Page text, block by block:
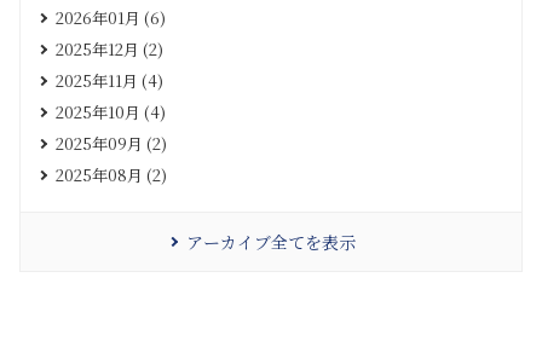
2026年01月 (6)
2025年12月 (2)
2025年11月 (4)
2025年10月 (4)
2025年09月 (2)
2025年08月 (2)
アーカイブ全てを表示